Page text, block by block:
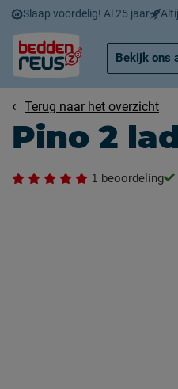
Slaap voordelig! Al 25 jaar
Bekijk ons
Terug naar het overzicht
Pino 2
1 beoordeling